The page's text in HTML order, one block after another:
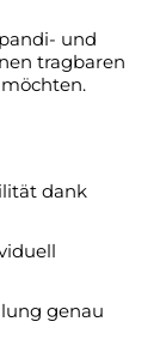
und
tragbaren
dank
genau